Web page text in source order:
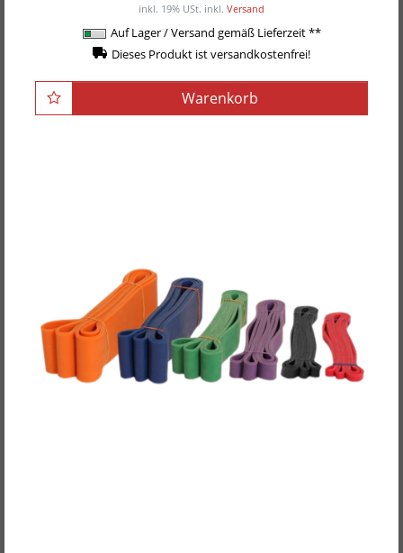
inkl. 19% USt. inkl. Versand
Auf Lager / Versand gemäß Lieferzeit **
Dieses Produkt ist versandkostenfrei!
Warenkorb